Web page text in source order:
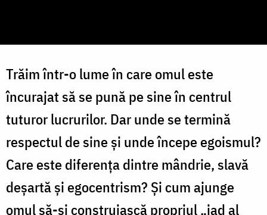
Trăim într-o lume în care omul este
încurajat să se pună pe sine în centrul
tuturor lucrurilor. Dar unde se termină
respectul de sine și unde începe egoismul?
Care este diferența dintre mândrie, slavă
deșartă și egocentrism? Și cum ajunge
omul să-și construiască propriul „iad al